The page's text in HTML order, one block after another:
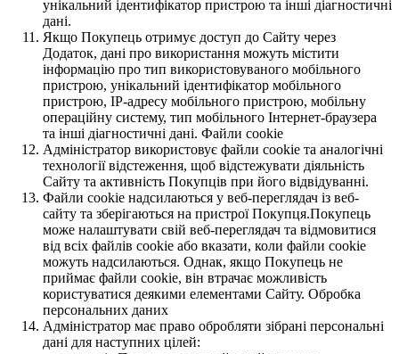
унікальний ідентифікатор пристрою та інші діагностичні
дані.
Якщо Покупець отримує доступ до Сайту через
Додаток, дані про використання можуть містити
інформацію про тип використовуваного мобільного
пристрою, унікальний ідентифікатор мобільного
пристрою, IP-адресу мобільного пристрою, мобільну
операційну систему, тип мобільного Інтернет-браузера
та інші діагностичні дані. Файли cookie
Адміністратор використовує файли cookie та аналогічні
технології відстеження, щоб відстежувати діяльність
Сайту та активність Покупців при його відвідуванні.
Файли cookie надсилаються у веб-переглядач із веб-
сайту та зберігаються на пристрої Покупця.Покупець
може налаштувати свій веб-переглядач та відмовитися
від всіх файлів cookie або вказати, коли файли cookie
можуть надсилаються. Однак, якщо Покупець не
приймає файли cookie, він втрачає можливість
користуватися деякими елементами Сайту. Обробка
персональних даних
Адміністратор має право обробляти зібрані персональні
дані для наступних цілей: